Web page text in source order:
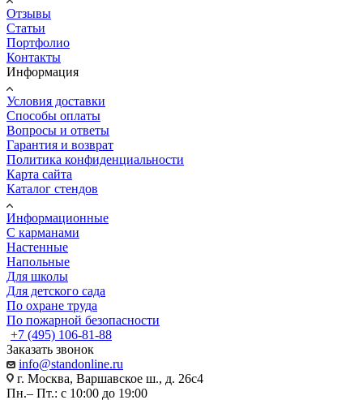
Отзывы
Статьи
Портфолио
Контакты
Информация
Условия доставки
Способы оплаты
Вопросы и ответы
Гарантия и возврат
Политика конфиденциальности
Карта сайта
Каталог стендов
Информационные
С карманами
Настенные
Напольные
Для школы
Для детского сада
По охране труда
По пожарной безопасности
+7 (495) 106-81-88
Заказать звонок
info@standonline.ru
г. Москва, Варшавское ш., д. 26с4
Пн.– Пт.: с 10:00 до 19:00